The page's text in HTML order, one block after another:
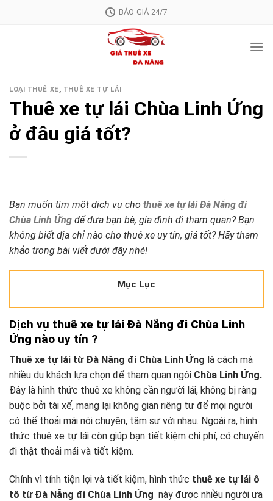
BÁO GIÁ 24/7
LOẠI THUÊ XE, THUÊ XE TỰ LÁI
Thuê xe tự lái Chùa Linh Ứng
ở đâu giá tốt?
Bạn muốn tìm một dịch vụ cho thuê xe tự lái Đà Nẵng đi
Chùa Linh Ứng để đưa bạn bè, gia đình đi tham quan? Bạn
không biết địa chỉ nào cho thuê xe uy tín, giá tốt? Hãy tham
khảo trong bài viết dưới đây nhé!
Mục Lục
Dịch vụ thuê xe tự lái Đà Nẵng đi Chùa Linh
Ứng nào uy tín ?
Thuê xe tự lái từ Đà Nẵng đi Chùa Linh Ứng là cách mà
nhiều du khách lựa chọn để tham quan ngôi Chùa Linh Ứng.
Đây là hình thức thuê xe không cần người lái, không bị ràng
buộc bởi tài xế, mang lại không gian riêng tư để mọi người
có thể thoải mái nói chuyện, tâm sự với nhau. Ngoài ra, hình
thức thuê xe tự lái còn giúp bạn tiết kiệm chi phí, có chuyến
đi thật thoải mái và tiết kiệm.
Chính vì tính tiện lợi và tiết kiệm, hình thức thuê xe tự lái ô
tô từ Đà Nẵng đi Chùa Linh Ứng này được nhiều người ưa